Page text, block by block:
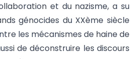
et du nazisme, a su
génocides du XXème siècle
les mécanismes de haine de
de déconstruire les discours